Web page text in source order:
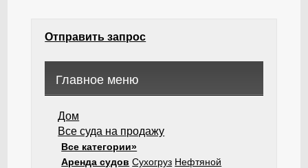
Отправить запрос
Главное меню
Дом
Все суда на продажу
Все категории»
Аренда судов Сухогруз Нефтяной